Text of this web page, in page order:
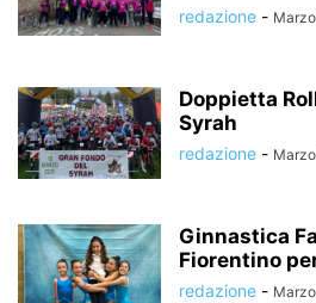
redazione -
Doppietta
Syrah
redazione -
Ginnastica
Fiorentino
redazione -